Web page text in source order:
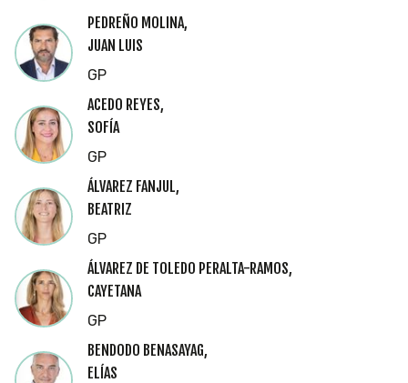
PEDREÑO MOLINA,
JUAN LUIS
GP
ACEDO REYES,
SOFÍA
GP
ÁLVAREZ FANJUL,
BEATRIZ
GP
ÁLVAREZ DE TOLEDO PERALTA-RAMOS,
CAYETANA
GP
BENDODO BENASAYAG,
ELÍAS